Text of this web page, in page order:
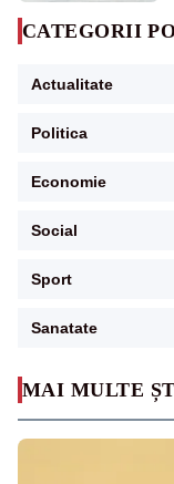
MAI MULTE
CATEGORII
Actualitate
Politica
Economie
Social
Sport
Sanatate